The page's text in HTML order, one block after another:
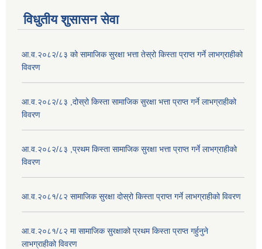
विधुतीय शुसासन सेवा
आ.व.२०८२/८३ को सामाजिक सुरक्षा भत्ता तेस्रो किस्ता प्राप्त गर्ने लाभग्राहीको
विवरण
आ.व.२०८२/८३ ,दोस्रो किस्ता सामाजिक सुरक्षा भत्ता प्राप्त गर्ने लाभग्राहीको
विवरण
आ.व.२०८२/८३ ,प्रथम किस्ता सामाजिक सुरक्षा भत्ता प्राप्त गर्ने लाभग्राहीको
विवरण
आ.व.२०८१/८२ सामाजिक सुरक्षा दोस्रो किस्ता प्राप्त गर्ने लाभग्राहीको विवरण
आ.व.२०८१/८२ मा सामाजिक सुरक्षाको प्रथम किस्ता प्राप्त गर्हुनुने
लाभग्राहीको विवरण